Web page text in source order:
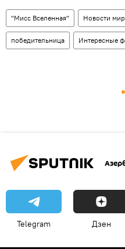
"Мисс Вселенная" Новости
победительница Интересные
Telegram Дзен